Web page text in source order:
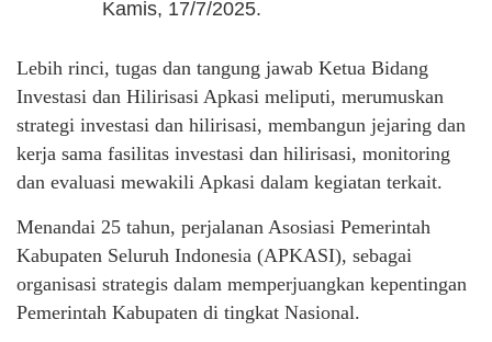
Kamis, 17/7/2025.
Lebih rinci, tugas dan tangung jawab Ketua Bidang
Investasi dan Hilirisasi Apkasi meliputi, merumuskan
strategi investasi dan hilirisasi, membangun jejaring dan
kerja sama fasilitas investasi dan hilirisasi, monitoring
dan evaluasi mewakili Apkasi dalam kegiatan terkait.
Menandai 25 tahun, perjalanan Asosiasi Pemerintah
Kabupaten Seluruh Indonesia (APKASI), sebagai
organisasi strategis dalam memperjuangkan kepentingan
Pemerintah Kabupaten di tingkat Nasional.